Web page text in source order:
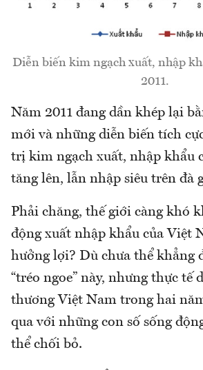
Diễn biến kim ngạch xuất, nhập
2011.
Năm 2011 đang dần khép lại
mới và những diễn biến tích
trị kim ngạch xuất, nhập khẩu
tăng lên, lẫn nhập siêu trên đà
Phải chăng, thế giới càng khó
động xuất nhập khẩu của Việt
hưởng lợi? Dù chưa thể khẳng
“tréo ngoe” này, nhưng thực tế
thương Việt Nam trong hai
qua với những con số sống
thể chối bỏ.